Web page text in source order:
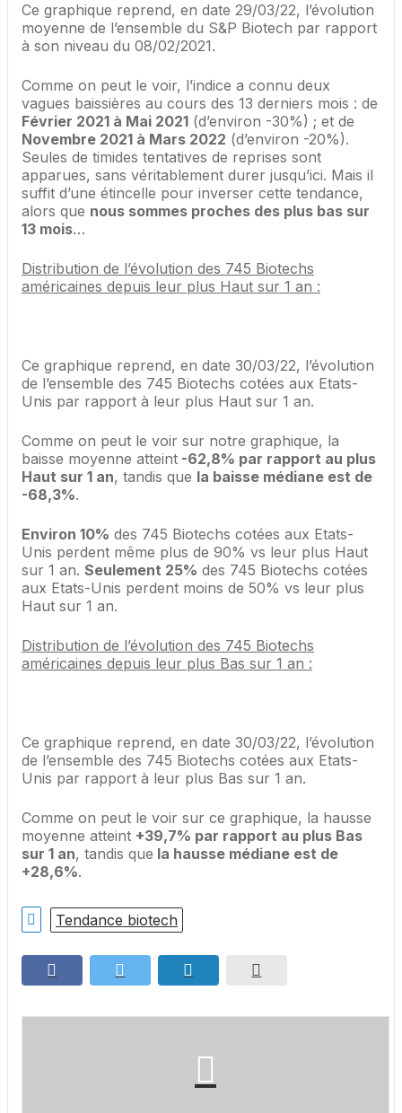
Ce graphique reprend, en date 29/03/22, l’évolution
moyenne de l’ensemble du S&P Biotech par rapport
à son niveau du 08/02/2021.
Comme on peut le voir, l’indice a connu deux
vagues baissières au cours des 13 derniers mois : de
Février 2021 à Mai 2021 (d’environ -30%) ; et de
Novembre 2021 à Mars 2022 (d’environ -20%).
Seules de timides tentatives de reprises sont
apparues, sans véritablement durer jusqu’ici. Mais il
suffit d’une étincelle pour inverser cette tendance,
alors que nous sommes proches des plus bas sur
13 mois…
Distribution de l’évolution des 745 Biotechs
américaines depuis leur plus Haut sur 1 an :
Ce graphique reprend, en date 30/03/22, l’évolution
de l’ensemble des 745 Biotechs cotées aux Etats-
Unis par rapport à leur plus Haut sur 1 an.
Comme on peut le voir sur notre graphique, la
baisse moyenne atteint -62,8% par rapport au plus
Haut sur 1 an, tandis que la baisse médiane est de
-68,3%.
Environ 10% des 745 Biotechs cotées aux Etats-
Unis perdent même plus de 90% vs leur plus Haut
sur 1 an. Seulement 25% des 745 Biotechs cotées
aux Etats-Unis perdent moins de 50% vs leur plus
Haut sur 1 an.
Distribution de l’évolution des 745 Biotechs
américaines depuis leur plus Bas sur 1 an :
Ce graphique reprend, en date 30/03/22, l’évolution
de l’ensemble des 745 Biotechs cotées aux Etats-
Unis par rapport à leur plus Bas sur 1 an.
Comme on peut le voir sur ce graphique, la hausse
moyenne atteint +39,7% par rapport au plus Bas
sur 1 an, tandis que la hausse médiane est de
+28,6%.
Tendance biotech